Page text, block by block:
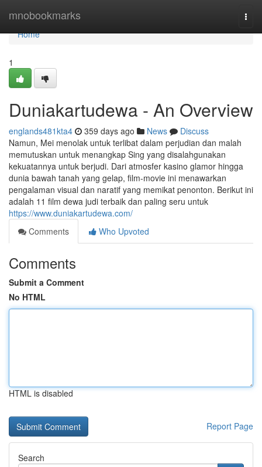
mnobookmarks
Home
Home
1
Duniakartudewa - An Overview
englands481kta4 359 days ago News
Discuss
Namun, Mei menolak untuk terlibat dalam perjudian dan malah
memutuskan untuk menangkap Sing yang disalahgunakan
kekuatannya untuk berjudi. Dari atmosfer kasino glamor hingga
dunia bawah tanah yang gelap, film-movie ini menawarkan
pengalaman visual dan naratif yang memikat penonton. Berikut ini
adalah 11 film dewa judi terbaik dan paling seru untuk
https://www.duniakartudewa.com/
Comments
Who Upvoted
Comments
Submit a Comment
No HTML
HTML is disabled
Report Page
Search